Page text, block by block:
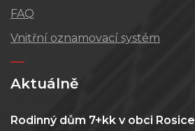
FAQ
Vnitřní oznamovací systém
Aktuálně
Rodinný dům 7+kk v obci Rosice